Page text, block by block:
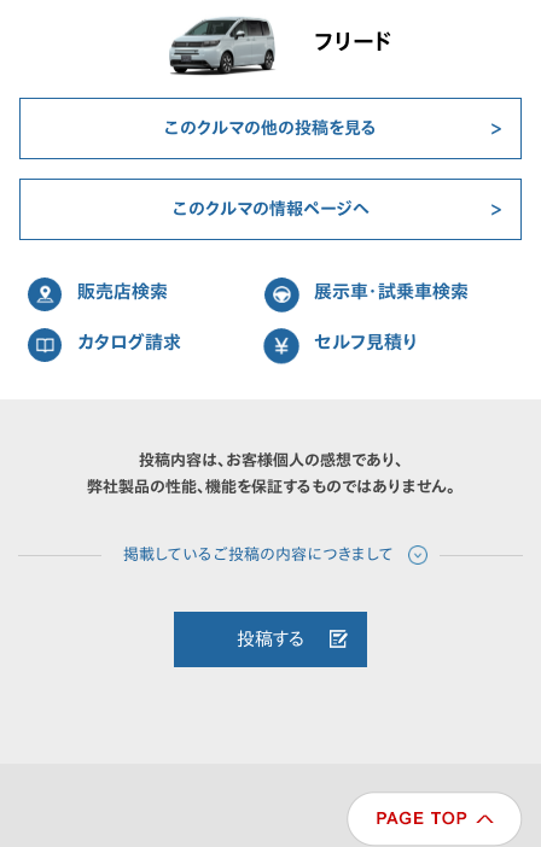
フリード
このクルマの他の投稿を見る
このクルマの情報ページへ
販売店検索 展示車・試乗車検索
カタログ請求 セルフ見積り
投稿内容は、お客様個人の感想であり、
弊社製品の性能、機能を保証するものではありません。
投稿する